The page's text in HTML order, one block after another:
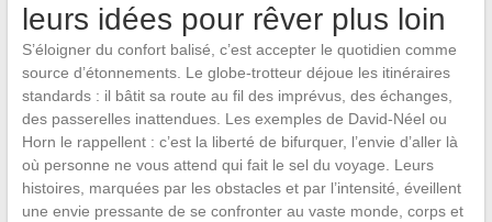
leurs idées pour rêver plus loin
S’éloigner du confort balisé, c’est accepter le quotidien comme
source d’étonnements. Le globe-trotteur déjoue les itinéraires
standards : il bâtit sa route au fil des imprévus, des échanges,
des passerelles inattendues. Les exemples de David-Néel ou
Horn le rappellent : c’est la liberté de bifurquer, l’envie d’aller là
où personne ne vous attend qui fait le sel du voyage. Leurs
histoires, marquées par les obstacles et par l’intensité, éveillent
une envie pressante de se confronter au vaste monde, corps et